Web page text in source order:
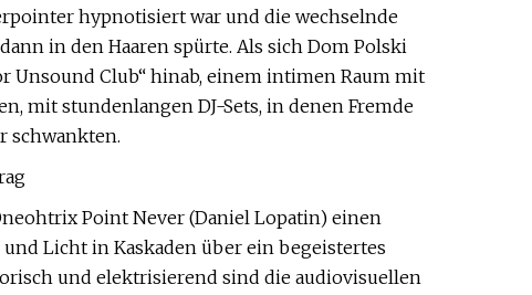
hypnotisiert war und die wechselnde
in den Haaren spürte. Als sich Dom Polski
Unsound Club“ hinab, einem intimen Raum mit
mit stundenlangen DJ-Sets, in denen Fremde
schwankten.
Point Never (Daniel Lopatin) einen
Licht in Kaskaden über ein begeistertes
und elektrisierend sind die audiovisuellen